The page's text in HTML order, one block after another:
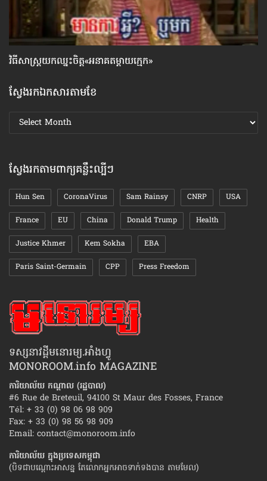
វិធីសាស្រ្តយកឈ្នះ​ចិត្ត«អនាគតម្តាយក្មេក»
ស្វែងរកឯកសារតាមខែ
ស្វែងរក
ឯកសារ
ស្វែងរកតាមពាក្យគន្លឹះល្បីៗ
Hun Sen CoronaVirus Sam Rainsy CNRP USA
France EU China Donald Trump Health
Justice Khmer Kem Sokha EBA
Paris Saint-Germain CPP Press Freedom
ទស្សនាវដ្ដីមនោរម្យ.អាំងហ្វូ
MONOROOM.info MAGAZINE
ការិយាល័យ កណ្ដាល (រដ្ឋបាល)
#6 Rue de Breteuil, 94100 St Maur des Fosses, France
Tél: + 33 (0) 98 06 98 909
Fax: + 33 (0) 98 56 98 909
Email: contact@monoroom.info
ការិយាល័យ ក្នុង​ប្រទេស​កម្ពុជា
(បិទជាបណ្ដោះអាសន្ន តែលោកអ្នកអាចទាក់ទងបាន តាមមែល)